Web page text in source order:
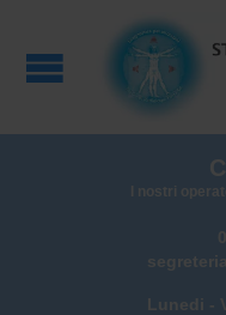
I nostri
Lunedi -